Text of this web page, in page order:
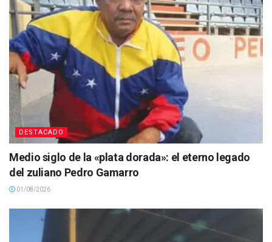
DESTACADO
Medio siglo de la «plata dorada»: el eterno legado
del zuliano Pedro Gamarro
01/08/2026